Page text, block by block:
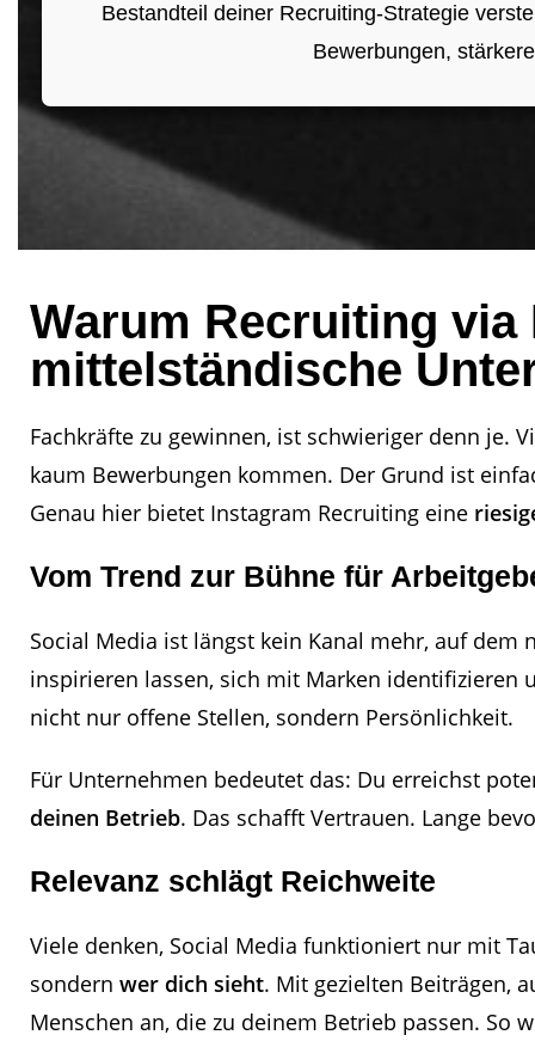
Bestandteil deiner Recruiting-Strategie
Bewerbungen,
Warum Recruiting
mittelständische
Fachkräfte zu gewinnen, ist schwieriger denn je.
kaum Bewerbungen kommen. Der Grund ist
Genau hier bietet Instagram Recruiting eine
Vom Trend zur Bühne für
Social Media ist längst kein Kanal mehr, auf
inspirieren lassen, sich mit Marken identifizieren
nicht nur offene Stellen, sondern Persönlichkeit.
Für Unternehmen bedeutet das: Du erreichst
deinen Betrieb. Das schafft Vertrauen. Lange
Relevanz schlägt Reichweite
Viele denken, Social Media funktioniert nur mit
sondern wer dich sieht. Mit gezielten Beiträgen,
Menschen an, die zu deinem Betrieb passen. So